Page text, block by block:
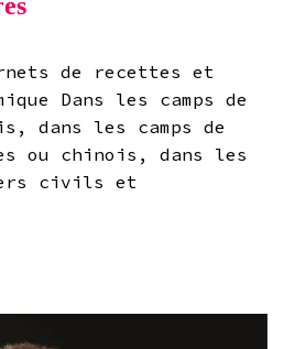
de recettes et
Dans les camps de
dans les camps de
ou chinois, dans les
civils et